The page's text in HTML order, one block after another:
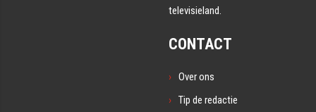
televisieland.
CONTACT
Over ons
Tip de redactie